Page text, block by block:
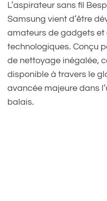
L’aspirateur sans fil
Samsung vient d’être
amateurs de gadgets et
technologiques. Conçu
de nettoyage inégalée,
disponible à travers le
avancée majeure dans
balais.